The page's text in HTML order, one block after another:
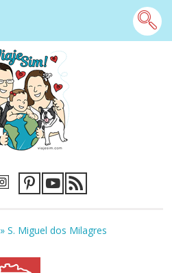
»S. Miguel dos Milagres